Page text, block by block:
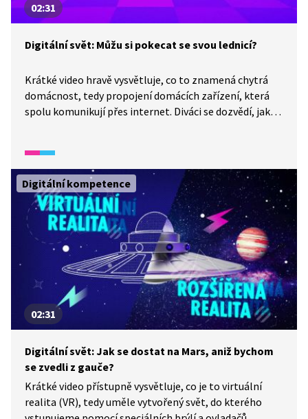
02:31
Digitální svět: Můžu si pokecat se svou lednicí?
Krátké video hravě vysvětluje, co to znamená chytrá
domácnost, tedy propojení domácích zařízení, která
spolu komunikují přes internet. Diváci se dozvědí, jak
odpovídá i na otázku, jestli si budeme moci povídat
s ledničkou a co všechno už dnes technologie
v domácnosti zvládnou. Otevřeme také otázku, jak
nám mohou ušetřit čas, ale i proč je důležité myslet
na bezpečnost a soukromí.
Digitální kompetence
02:31
Digitální svět: Jak se dostat na Mars, aniž bychom
se zvedli z gauče?
Krátké video přístupně vysvětluje, co je to virtuální
realita (VR), tedy uměle vytvořený svět, do kterého